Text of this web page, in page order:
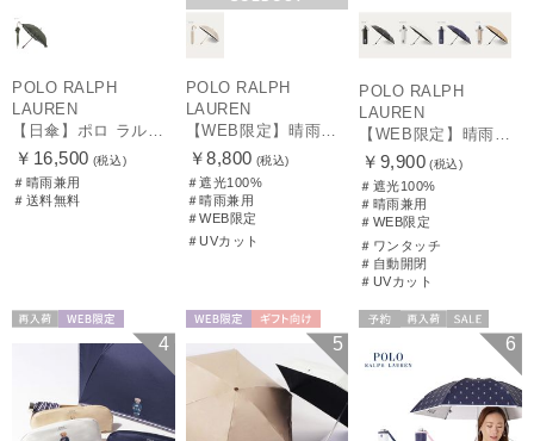
POLO RALPH
LAUREN
￥16,500 (税込)
＃晴雨兼用
＃送料無料
POLO RALPH
LAUREN
￥8,800 (税込)
＃遮光100%
＃晴雨兼用
＃WEB限定
＃UVカット
POLO RALPH
LAUREN
【WEB限定】晴雨兼用自動開閉日傘 ポロ ラルフ ローレン（POLO RALPH LAUREN）ベア 遮光100 UV100 ワンタッチ開閉
￥9,900 (税込)
＃遮光100%
＃晴雨兼用
＃WEB限定
＃ワンタッチ
＃自動開閉
＃UVカット
4
ギフト向け
UNISEX
5
セール
送料無料
6